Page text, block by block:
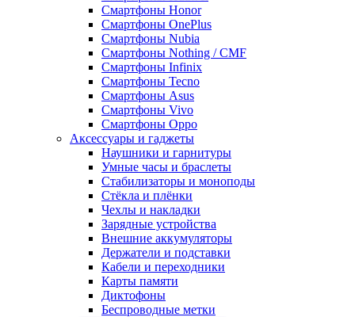
Смартфоны Honor
Смартфоны OnePlus
Смартфоны Nubia
Смартфоны Nothing / CMF
Смартфоны Infinix
Смартфоны Tecno
Смартфоны Asus
Смартфоны Vivo
Смартфоны Oppo
Аксессуары и гаджеты
Наушники и гарнитуры
Умные часы и браслеты
Стабилизаторы и моноподы
Стёкла и плёнки
Чехлы и накладки
Зарядные устройства
Внешние аккумуляторы
Держатели и подставки
Кабели и переходники
Карты памяти
Диктофоны
Беспроводные метки